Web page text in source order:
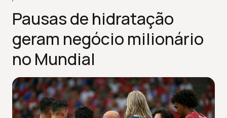
Pausas de hidratação
geram negócio milionário
no Mundial